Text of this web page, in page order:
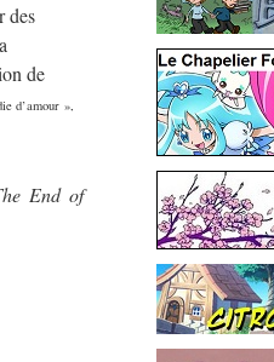
des
de
d’amour »,
End of